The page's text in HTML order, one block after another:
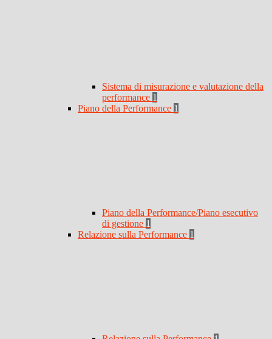
Sistema di misurazione e valutazione della
performance 1
Piano della Performance 1
Piano della Performance/Piano esecutivo
di gestione 1
Relazione sulla Performance 1